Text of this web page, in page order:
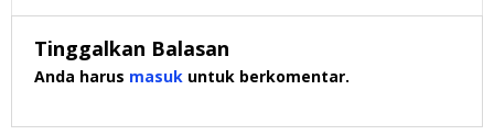
Tinggalkan Balasan
Anda harus masuk untuk berkomentar.